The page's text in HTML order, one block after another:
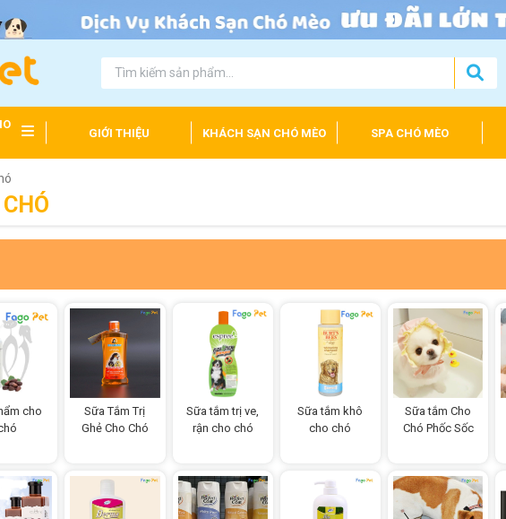
GIỚI THIỆU KHÁCH SẠN CHÓ MÈO SPA CHÓ MÈO
cho
Sữa Tắm Trị
Ghẻ Cho Chó
Sữa tắm trị ve,
rận cho chó
Sữa tắm khô
cho chó
Sữa tắm Cho
Chó Phốc Sốc